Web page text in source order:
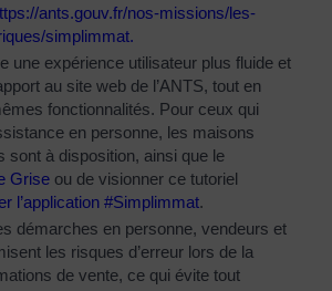
ants.gouv.fr/nos-missions/les-
simplimmat.
une expérience utilisateur plus fluide et
au site web de l’ANTS, tout en
fonctionnalités. Pour ceux qui
en personne, les maisons
sont à disposition, ainsi que le
Grise ou de visionner ce tutoriel
l’application #Simplimmat.
démarches en personne, vendeurs et
les risques d’erreur lors de la
de vente, ce qui évite tout